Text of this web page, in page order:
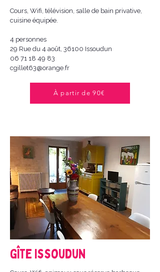
Cours, Wifi, télévision, salle de bain privative,
cuisine équipée.
4 personnes
29 Rue du 4 août, 36100 Issoudun
06 71 18 49 83
cgillet63@orange.fr
À partir de 90€
Gîte Issoudun